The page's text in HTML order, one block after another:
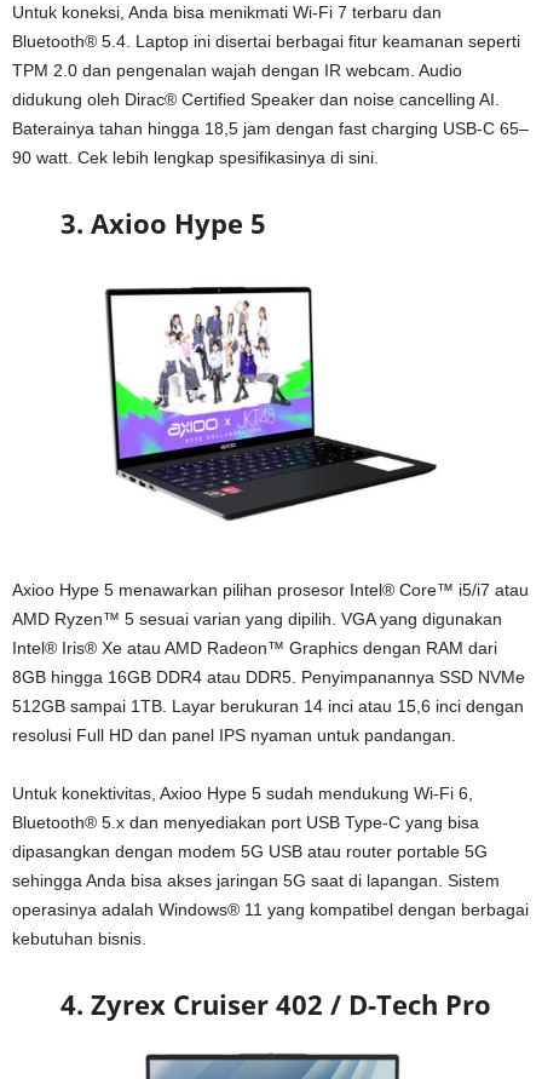
Untuk koneksi, Anda bisa menikmati Wi-Fi 7 terbaru dan
Bluetooth® 5.4. Laptop ini disertai berbagai fitur keamanan seperti
TPM 2.0 dan pengenalan wajah dengan IR webcam. Audio
didukung oleh Dirac® Certified Speaker dan noise cancelling AI.
Baterainya tahan hingga 18,5 jam dengan fast charging USB-C 65–
90 watt. Cek lebih lengkap spesifikasinya di sini.
3. Axioo Hype 5
Axioo Hype 5 menawarkan pilihan prosesor Intel® Core™ i5/i7 atau
AMD Ryzen™ 5 sesuai varian yang dipilih. VGA yang digunakan
Intel® Iris® Xe atau AMD Radeon™ Graphics dengan RAM dari
8GB hingga 16GB DDR4 atau DDR5. Penyimpanannya SSD NVMe
512GB sampai 1TB. Layar berukuran 14 inci atau 15,6 inci dengan
resolusi Full HD dan panel IPS nyaman untuk pandangan.
Untuk konektivitas, Axioo Hype 5 sudah mendukung Wi-Fi 6,
Bluetooth® 5.x dan menyediakan port USB Type-C yang bisa
dipasangkan dengan modem 5G USB atau router portable 5G
sehingga Anda bisa akses jaringan 5G saat di lapangan. Sistem
operasinya adalah Windows® 11 yang kompatibel dengan berbagai
kebutuhan bisnis.
4. Zyrex Cruiser 402 / D-Tech Pro